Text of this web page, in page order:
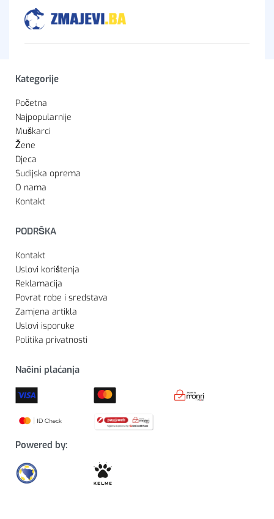
Kategorije
Početna
Najpopularnije
Muškarci
Žene
Djeca
Sudijska oprema
O nama
Kontakt
PODRŠKA
Kontakt
Uslovi korištenja
Reklamacija
Povrat robe i sredstava
Zamjena artikla
Uslovi isporuke
Politika privatnosti
Načini plaćanja
Powered by: